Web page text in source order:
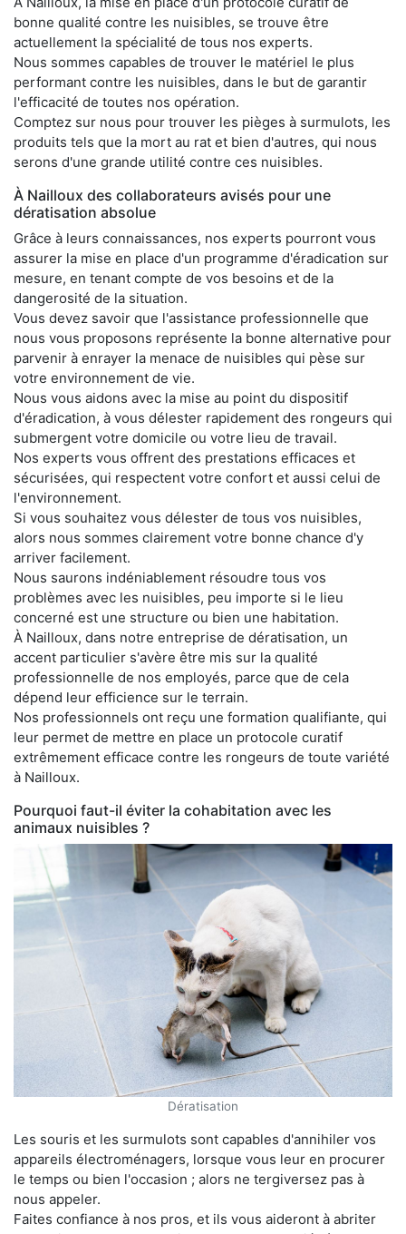
bonne qualité contre les nuisibles, se trouve être
actuellement la spécialité de tous nos experts.
Nous sommes capables de trouver le matériel le plus
performant contre les nuisibles, dans le but de garantir
l'efficacité de toutes nos opération.
Comptez sur nous pour trouver les pièges à surmulots, les
produits tels que la mort au rat et bien d'autres, qui nous
serons d'une grande utilité contre ces nuisibles.
À Nailloux des collaborateurs avisés pour une
dératisation absolue
Grâce à leurs connaissances, nos experts pourront vous
assurer la mise en place d'un programme d'éradication sur
mesure, en tenant compte de vos besoins et de la
dangerosité de la situation.
Vous devez savoir que l'assistance professionnelle que
nous vous proposons représente la bonne alternative pour
parvenir à enrayer la menace de nuisibles qui pèse sur
votre environnement de vie.
Nous vous aidons avec la mise au point du dispositif
d'éradication, à vous délester rapidement des rongeurs qui
submergent votre domicile ou votre lieu de travail.
Nos experts vous offrent des prestations efficaces et
sécurisées, qui respectent votre confort et aussi celui de
l'environnement.
Si vous souhaitez vous délester de tous vos nuisibles,
alors nous sommes clairement votre bonne chance d'y
arriver facilement.
Nous saurons indéniablement résoudre tous vos
problèmes avec les nuisibles, peu importe si le lieu
concerné est une structure ou bien une habitation.
À Nailloux, dans notre entreprise de dératisation, un
accent particulier s'avère être mis sur la qualité
professionnelle de nos employés, parce que de cela
dépend leur efficience sur le terrain.
Nos professionnels ont reçu une formation qualifiante, qui
leur permet de mettre en place un protocole curatif
extrêmement efficace contre les rongeurs de toute variété
à Nailloux.
Pourquoi faut-il éviter la cohabitation avec les
animaux nuisibles ?
Dératisation
Les souris et les surmulots sont capables d'annihiler vos
appareils électroménagers, lorsque vous leur en procurer
le temps ou bien l'occasion ; alors ne tergiversez pas à
nous appeler.
Faites confiance à nos pros, et ils vous aideront à abriter